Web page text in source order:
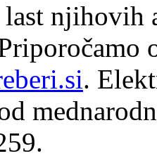
njihovih
.